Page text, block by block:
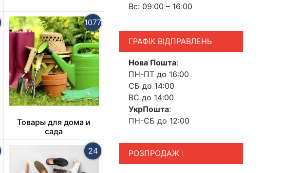
1077
Товары для дома и
сада
24
Вс: 09:00 – 16:00
ГРАФІК ВІДПРАВЛЕНЬ
Нова Пошта:
ПН-ПТ до 16:00
СБ до 14:00
ВС до 14:00
УкрПошта:
ПН-СБ до 12:00
РОЗПРОДАЖ :